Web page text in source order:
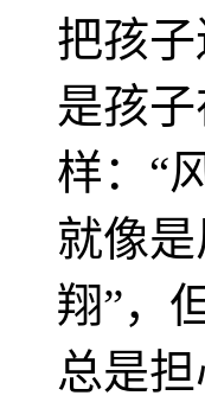
把孩
是孩
样：“
就像
翔”，
总是